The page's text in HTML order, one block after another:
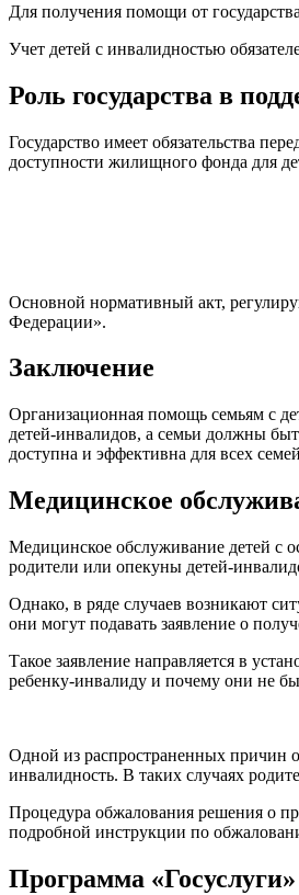
Для получения помощи от
Учет детей с инвалидностью
Роль государства в
Государство имеет обязательства
доступности жилищного фонда для
Основной нормативный акт,
Федерации».
Заключение
Организационная помощь семьям с
детей-инвалидов, а семьи должны
доступна и эффективна для всех
Медицинское
Медицинское обслуживание детей с
родители или опекуны детей-
Однако, в ряде случаев возникают
они могут подавать заявление о
Такое заявление направляется в
ребенку-инвалиду и почему они не
Одной из распространенных причин
инвалидность. В таких случаях
Процедура обжалования решения о
подробной инструкции по
Программа «Госуслуги»